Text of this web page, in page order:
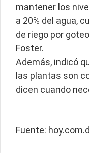
mantener los
a 20% del agua,
de riego por
Foster.
Además, indicó
las plantas son
dicen cuando
Fuente: